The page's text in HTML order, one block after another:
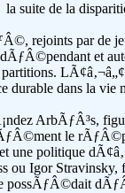
de la
rejoints par de
et
durable dans la vie
ArbÃƒÂ³s,
le
une politique
Igor
possÃƒÂ©dait